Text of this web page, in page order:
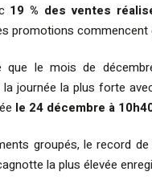
19 % des ventes
promotions commencent
le mois de
la journée la plus forte
le 24 décembre à
groupés, le record
la plus élevée